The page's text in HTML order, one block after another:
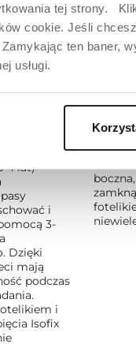
tej strony.
cookie. Jeśli
ten baner,
usługi.
4 lat)
i
3-
Dzięki
mają
podczas
i
Isofix